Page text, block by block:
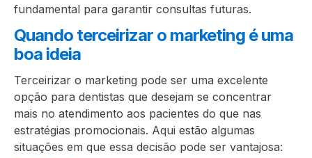
fundamental para garantir consultas futuras.
Quando terceirizar o marketing é uma
boa ideia
Terceirizar o marketing pode ser uma excelente
opção para dentistas que desejam se concentrar
mais no atendimento aos pacientes do que nas
estratégias promocionais. Aqui estão algumas
situações em que essa decisão pode ser vantajosa: